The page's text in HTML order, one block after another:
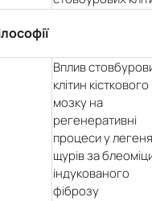
Вплив
клітин кісткового
мозку на
регенеративні
процеси у
щурів за
індукованого
фіброзу